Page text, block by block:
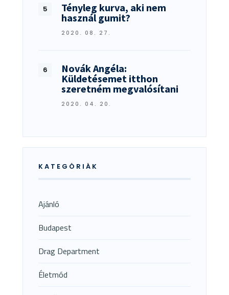
Tényleg kurva, aki nem
használ gumit?
2020. 08. 27.
Novák Angéla:
Küldetésemet itthon
szeretném megvalósítani
2020. 04. 20.
KATEGÓRIÁK
Ajánló
Budapest
Drag Department
Életmód